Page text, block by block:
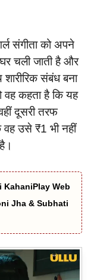
संगीता को अपने
चली जाती है और
संबंध बना
वह कहता है कि यह
दूसरी तरफ
वह उसे ₹1 भी नहीं
KahaniPlay Web
Jha & Subhati